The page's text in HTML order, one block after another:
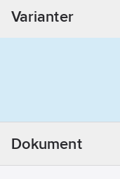
Kondensorfläktstyrning
Flödesvakt
plattvärmeväxlare.
Alternativa utförande:
Med inbyggd
Varianter
Dokument